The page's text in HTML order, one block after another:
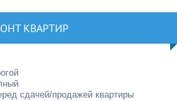
КВАРТИР
сдачей/продажей квартиры